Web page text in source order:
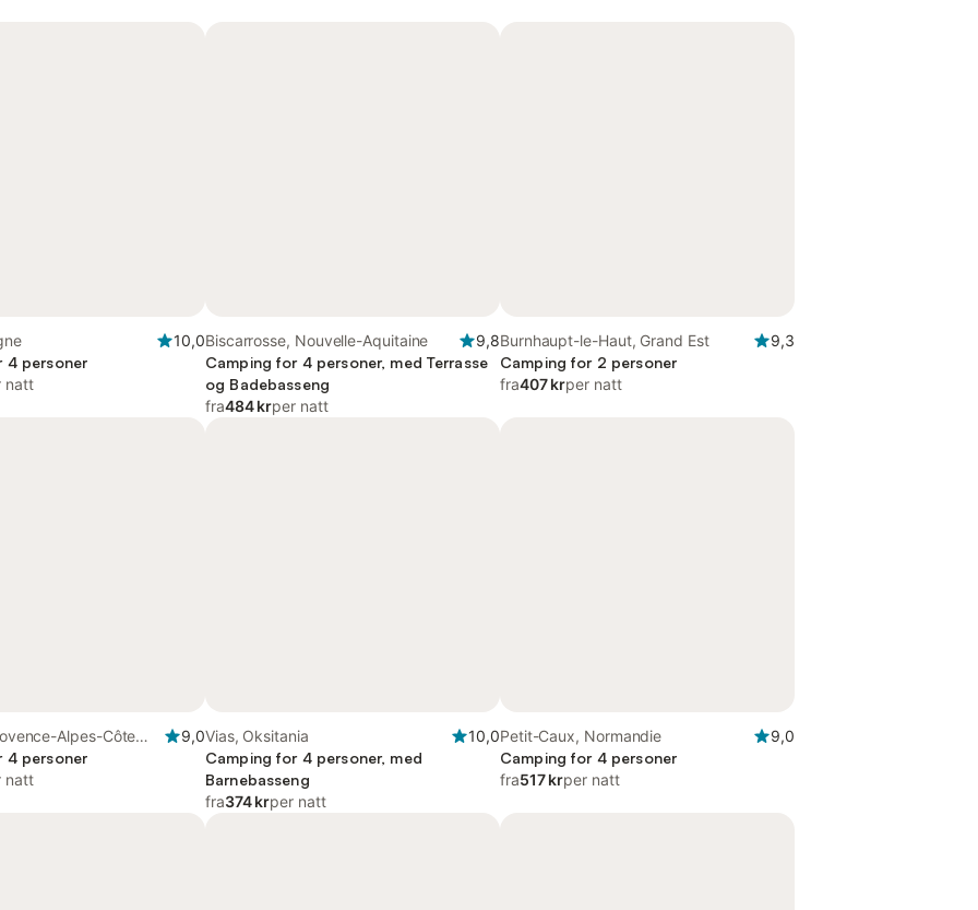
10,0
4 personer
natt
Biscarrosse, Nouvelle-Aquitaine
9,8
Camping for 4 personer, med Terrasse
og Badebasseng
fra484 krper natt
Burnhaupt-le-Haut, Grand Est
9,3
Camping for 2 personer
fra407 krper natt
Alpes-Côte
9,0
4 personer
natt
Vias, Oksitania
10,0
Camping for 4 personer, med
Barnebasseng
fra374 krper natt
Petit-Caux, Normandie
9,0
Camping for 4 personer
fra517 krper natt